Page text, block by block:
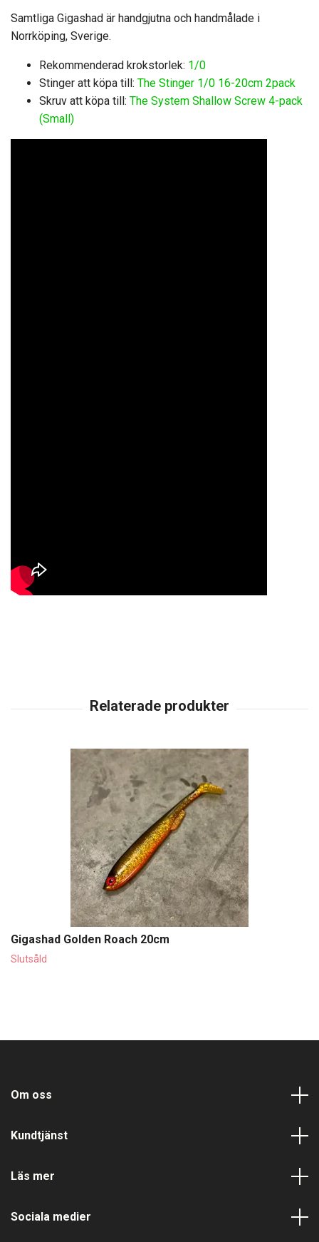
Samtliga Gigashad är handgjutna och handmålade i
Norrköping, Sverige.
Rekommenderad krokstorlek: 1/0
Stinger att köpa till: The Stinger 1/0 16-20cm 2pack
Skruv att köpa till: The System Shallow Screw 4-pack
(Small)
Gigashad Golden Roach 20cm
Slutsåld
Om oss
Kundtjänst
Läs mer
Sociala medier